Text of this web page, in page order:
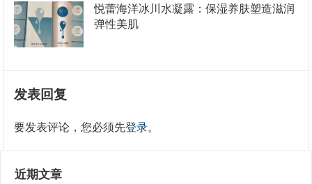
悦蕾海洋冰川水凝露：保湿养肤塑造滋润
弹性美肌
发表回复
要发表评论，您必须先登录。
近期文章